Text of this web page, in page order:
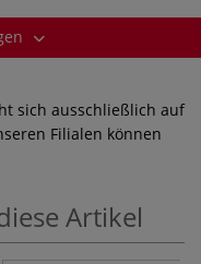
sich ausschließlich auf
Filialen können
Artikel